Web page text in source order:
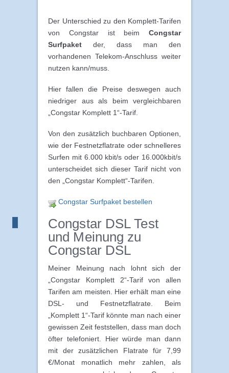
Der Unterschied zu den Komplett-Tarifen
von Congstar ist beim Congstar
Surfpaket der, dass man den
vorhandenen Telekom-Anschluss weiter
nutzen kann/muss.
Hier fallen die Preise deswegen auch
niedriger aus als beim vergleichbaren
„Congstar Komplett 1“-Tarif.
Von den zusätzlich buchbaren Optionen,
wie der Festnetzflatrate oder schnelleres
Surfen mit 6.000 kbit/s oder 16.000kbit/s
unterscheidet sich dieser Tarif nicht von
den „Congstar Komplett“-Tarifen.
Congstar Surfpaket bestellen
Congstar DSL Test
und Meinung zu
Congstar DSL
Meiner Meinung nach lohnt sich der
„Congstar Komplett 2“-Tarif von allen
Tarifen am meisten. Hier erhält man eine
DSL- und Festnetzflatrate. Beim
„Komplett 1“-Tarif könnte man nach einer
gewissen Zeit feststellen, dass man doch
öfter telefoniert. Hier würde man dann
mit der zusätzlichen Flatrate für 7,99
€/Monat monatlich mehr zahlen, als